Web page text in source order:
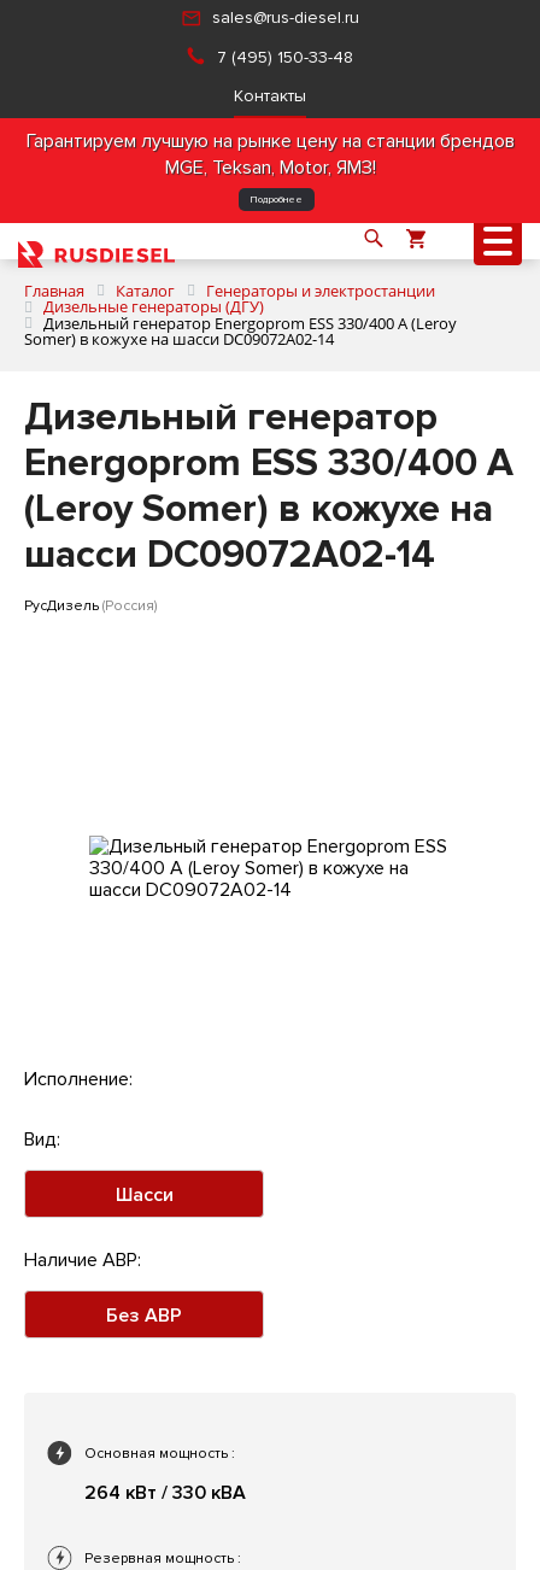
sales@rus-diesel.ru
7 (495) 150-33-48
Контакты
Гарантируем лучшую на рынке цену на станции брендов
MGE, Teksan, Motor, ЯМЗ!
Подробнее
Продукция
Клиентам
Главная Каталог Генераторы и электростанции
Дизельные генераторы (ДГУ)
Дизельный генератор Energoprom ESS 330/400 A (Leroy
Somer) в кожухе на шасси DC09072A02-14
Дизельный генератор
Energoprom ESS 330/400 A
(Leroy Somer) в кожухе на
шасси DC09072A02-14
РусДизель (Россия)
Исполнение:
Вид:
Шасси
Наличие АВР:
Без АВР
Основная мощность :
264 кВт / 330 кВА
Резервная мощность :